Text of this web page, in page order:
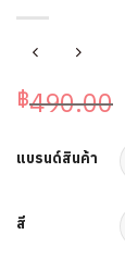
฿490.00
แบรนด์สินค้า
สี